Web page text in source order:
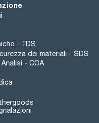
- TDS
dei materiali - SDS
- COA